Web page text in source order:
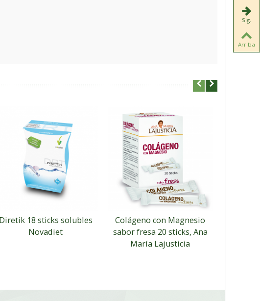
Diretik 18 sticks solubles
Novadiet
Colágeno con Magnesio
sabor fresa 20 sticks, Ana
María Lajusticia
Sig.
Arriba